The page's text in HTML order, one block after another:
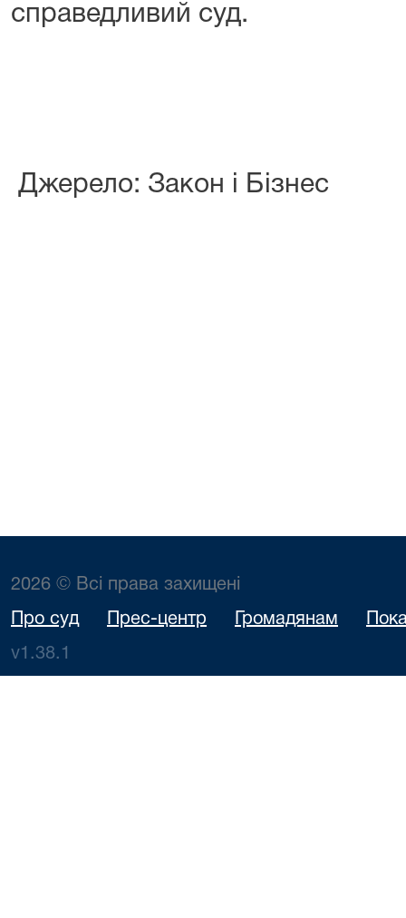
справедливий суд.
Джерело: Закон і Бізнес
2026 © Всі права захищені
Про суд Прес-центр Громадянам
v1.38.1